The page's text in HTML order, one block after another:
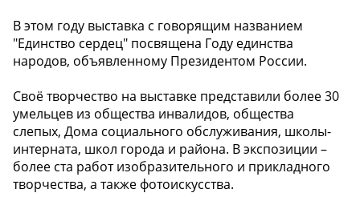
В этом году выставка с говорящим названием
"Единство сердец" посвящена Году единства
народов, объявленному Президентом России.
Своё творчество на выставке представили более 30
умельцев из общества инвалидов, общества
слепых, Дома социального обслуживания, школы-
интерната, школ города и района. В экспозиции –
более ста работ изобразительного и прикладного
творчества, а также фотоискусства.